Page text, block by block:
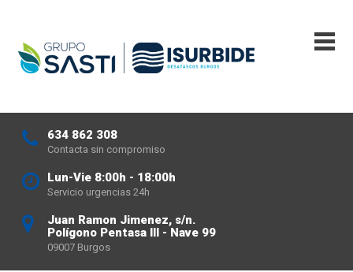
634 862 308
Contacta sin compromiso
Lun-Vie 8:00h - 18:00h
Servicio urgencias 24h
Juan Ramon Jimenez, s/n.
Polígono Pentasa III - Nave 99
09007 Burgos